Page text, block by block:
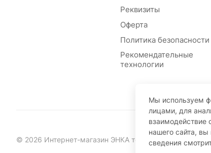
Реквизиты
Оферта
Политика безопасности
Рекомендательные
технологии
© 2026 Интернет-магазин ЭНКА техника
Мы используем
лицами, для
взаимодействие
нашего сайта,
сведения